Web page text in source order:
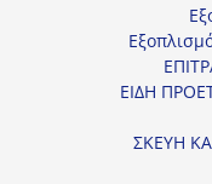
ΕΙΔΗ
ΣΚΕΥΗ